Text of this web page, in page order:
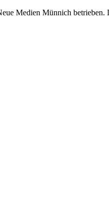
Medien Münnich betrieben.